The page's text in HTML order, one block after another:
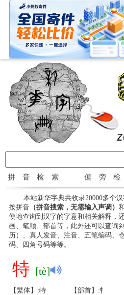
拼音检索 偏旁
本站新华字典共收录20000多个
按拼音（拼音搜索，无需输入声调）
便地查询到汉字的字意和相关解释，
画、笔顺、部首等，此外还可以查询
历）、真人发音、注音、五笔编码、
码、四角号码等等。
特 [tè]
【繁体】:特 【部首】:牜